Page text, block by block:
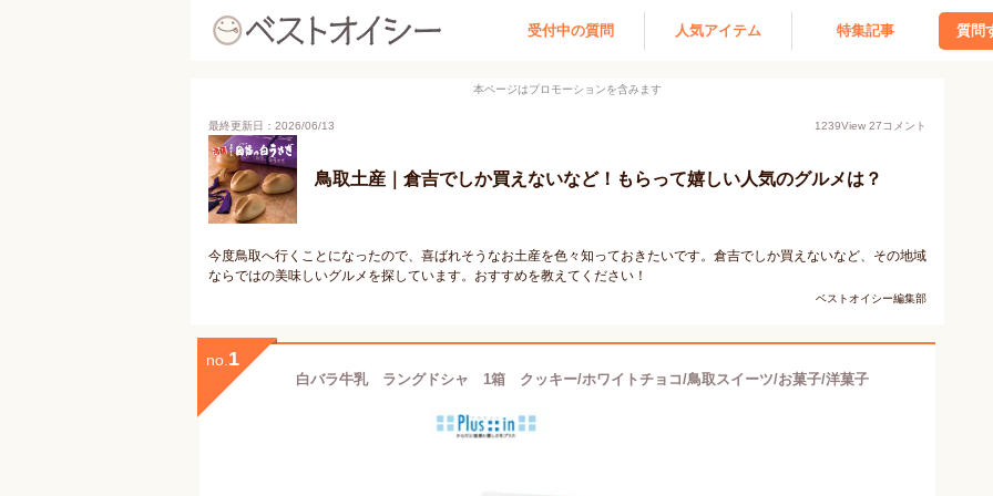
受付中の質問 人気アイテム 特集記事 質問
本ページはプロモーションを含みます
最終更新日：2026/06/13 1239View 27コメント
鳥取土産｜倉吉でしか買えないなど！もらって嬉しい人気のグルメは？
今度鳥取へ行くことになったので、喜ばれそうなお土産を色々知っておきたいです。倉吉でしか買えないなど、その地域
ならではの美味しいグルメを探しています。おすすめを教えてください！
ベストオイシー編集部
no. 1
白バラ牛乳 ラングドシャ 1箱 クッキー/ホワイトチョコ/鳥取スイーツ/お菓子/洋菓子